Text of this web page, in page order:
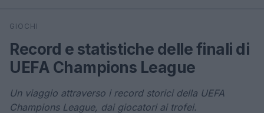
Cerca
GIOCHI
Record e statistiche delle finali di
UEFA Champions League
Un viaggio attraverso i record storici della UEFA
Champions League, dai giocatori ai trofei.